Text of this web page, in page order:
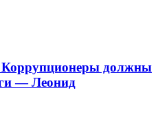
должны
— Леонид